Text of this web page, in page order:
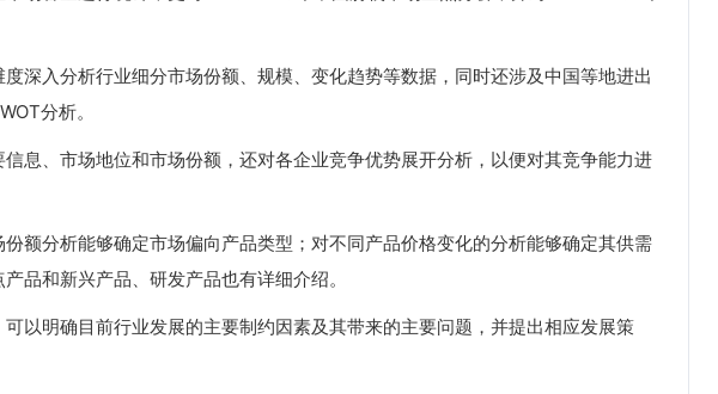
深入分析行业细分市场份额、规模、变化趋势等数据，同时还涉及中国等地进出
分析。
息、市场地位和市场份额，还对各企业竞争优势展开分析，以便对其竞争能力进
额分析能够确定市场偏向产品类型；对不同产品价格变化的分析能够确定其供需
品和新兴产品、研发产品也有详细介绍。
以明确目前行业发展的主要制约因素及其带来的主要问题，并提出相应发展策